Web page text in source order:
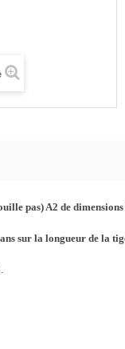
pas) A2 de
sur la longueur de la